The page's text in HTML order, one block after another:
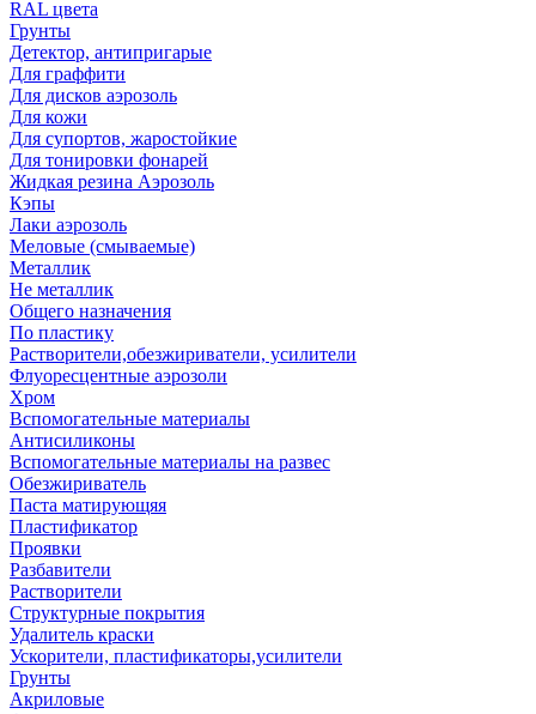
RAL цвета
Грунты
Детектор, антипригарые
Для граффити
Для дисков аэрозоль
Для кожи
Для супортов, жаростойкие
Для тонировки фонарей
Жидкая резина Аэрозоль
Кэпы
Лаки аэрозоль
Меловые (смываемые)
Металлик
Не металлик
Общего назначения
По пластику
Растворители,обезжириватели, усилители
Флуоресцентные аэрозоли
Хром
Вспомогательные материалы
Антисиликоны
Вспомогательные материалы на развес
Обезжириватель
Паста матирующяя
Пластификатор
Проявки
Разбавители
Растворители
Структурные покрытия
Удалитель краски
Ускорители, пластификаторы,усилители
Грунты
Акриловые